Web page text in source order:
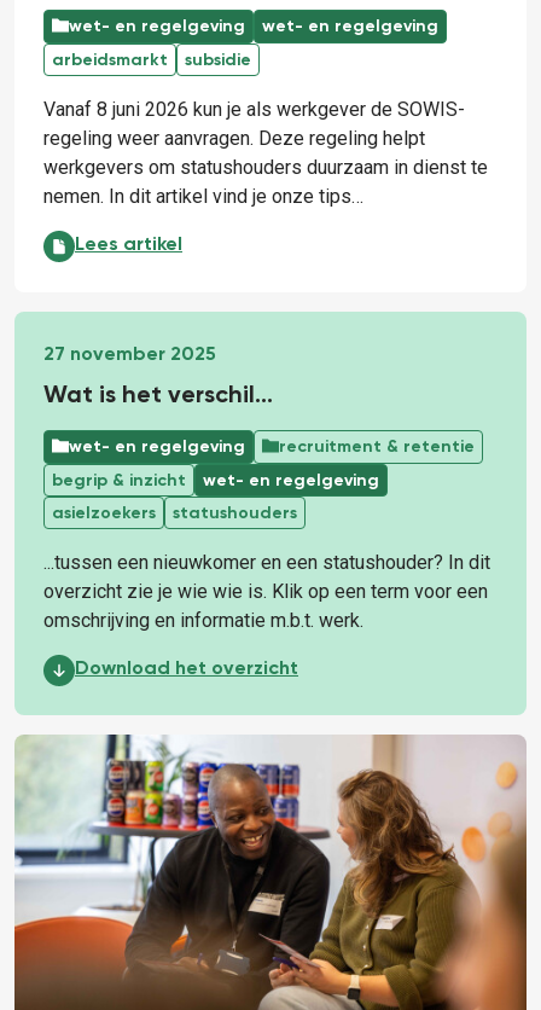
wet- en regelgeving
wet- en regelgeving
arbeidsmarkt
subsidie
Vanaf 8 juni 2026 kun je als werkgever de SOWIS-
regeling weer aanvragen. Deze regeling helpt
werkgevers om statushouders duurzaam in dienst te
nemen. In dit artikel vind je onze tips…
Vijf tips & tricks over de SOWIS subsidieregeling
Lees artikel
27 november 2025
Wat is het verschil...
wet- en regelgeving
recruitment & retentie
begrip & inzicht
wet- en regelgeving
asielzoekers
statushouders
...tussen een nieuwkomer en een statushouder? In dit
overzicht zie je wie wie is. Klik op een term voor een
omschrijving en informatie m.b.t. werk.
Wat is het verschil...:
Download het overzicht